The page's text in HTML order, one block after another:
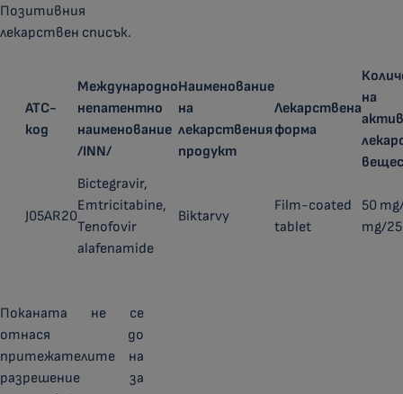
Позитивния
лекарствен списък.
ATC-
код
Международно
непатентно
наименование
/INN/
Наименование
на
лекарствения
продукт
Лекарствена
форма
на
J05AR20
Bictegravir,
Emtricitabine,
Tenofovir
alafenamide
Biktarvy
Film-coated
tablet
50
mg/
Поканата не се
отнася до
притежателите на
разрешение за